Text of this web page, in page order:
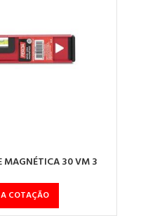
MAGNÉTICA 30 VM 3
COTAÇÃO